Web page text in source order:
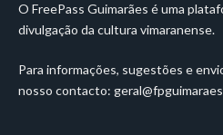
O FreePass Guimarães é uma
divulgação da cultura vimaranense.
Para informações, sugestões e
nosso contacto: